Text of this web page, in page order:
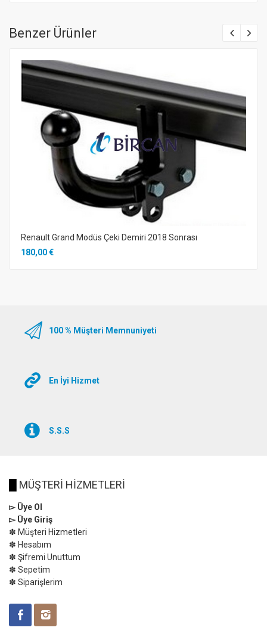
Benzer Ürünler
Renault Grand Modüs Çeki Demiri 2018 Sonrası
180,00 €
100 % Müşteri Memnuniyeti
En İyi Hizmet
S.S.S
MÜŞTERİ HİZMETLERİ
▻ Üye Ol
▻ Üye Giriş
✽ Müşteri Hizmetleri
✽ Hesabım
✽ Şifremi Unuttum
✽ Sepetim
✽ Siparişlerim